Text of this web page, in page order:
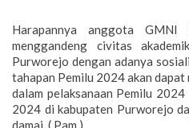
Harapannya anggota GMNI
menggandeng civitas
Purworejo dengan adanya
tahapan Pemilu 2024 akan
dalam pelaksanaan Pemilu
2024 di kabupaten Purworejo
damai. ( Pam )